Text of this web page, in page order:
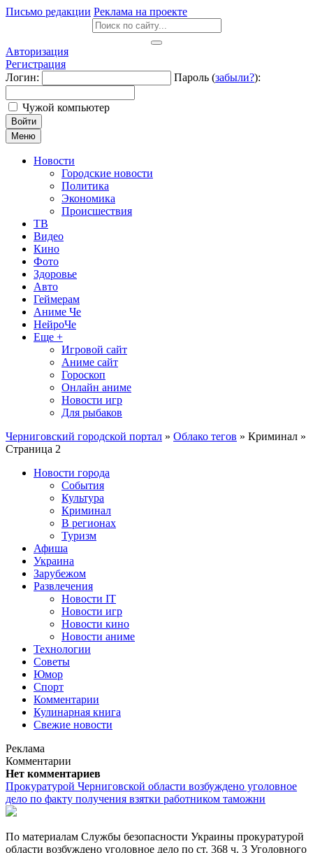
Письмо редакции Реклама на проекте
Авторизация
Регистрация
Логин:
Пароль (забыли?):
Чужой компьютер
Войти
Меню
Новости
Городские новости
Политика
Экономика
Происшествия
ТВ
Видео
Кино
Фото
Здоровье
Авто
Геймерам
Аниме Че
НейроЧе
Еще +
Игровой сайт
Аниме сайт
Гороскоп
Онлайн аниме
Новости игр
Для рыбаков
Черниговский городской портал » Облако тегов » Криминал »
Страница 2
Новости города
События
Культура
Криминал
В регионах
Туризм
Афиша
Украина
Зарубежом
Развлечения
Новости IT
Новости игр
Новости кино
Новости аниме
Технологии
Советы
Юмор
Спорт
Комментарии
Кулинарная книга
Свежие новости
Реклама
Комментарии
Нет комментариев
Прокуратурой Черниговской области возбуждено уголовное
дело по факту получения взятки работником таможни
По материалам Службы безопасности Украины прокуратурой
области возбуждено уголовное дело по ст. 368 ч. 3 Уголовного